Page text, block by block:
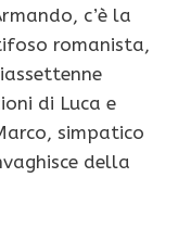
c’è la
romanista,
di Luca e
simpatico
della